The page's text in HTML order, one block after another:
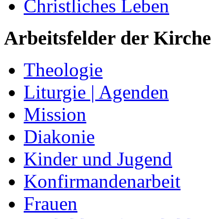
Christliches Leben
Arbeitsfelder der Kirche
Theologie
Liturgie | Agenden
Mission
Diakonie
Kinder und Jugend
Konfirmandenarbeit
Frauen